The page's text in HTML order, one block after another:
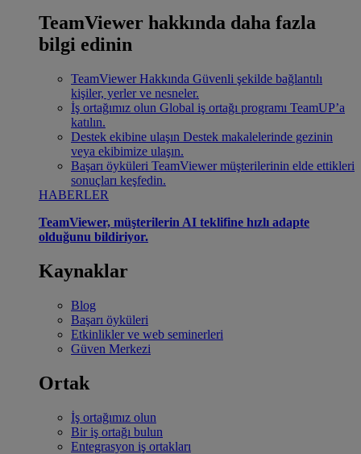
TeamViewer hakkında daha fazla
bilgi edinin
TeamViewer Hakkında Güvenli şekilde bağlantılı
kişiler, yerler ve nesneler.
İş ortağımız olun Global iş ortağı programı TeamUP’a
katılın.
Destek ekibine ulaşın Destek makalelerinde gezinin
veya ekibimize ulaşın.
Başarı öyküleri TeamViewer müşterilerinin elde ettikleri
sonuçları keşfedin.
HABERLER
TeamViewer, müşterilerin AI teklifine hızlı adapte
olduğunu bildiriyor.
Kaynaklar
Blog
Başarı öyküleri
Etkinlikler ve web seminerleri
Güven Merkezi
Ortak
İş ortağımız olun
Bir iş ortağı bulun
Entegrasyon iş ortakları